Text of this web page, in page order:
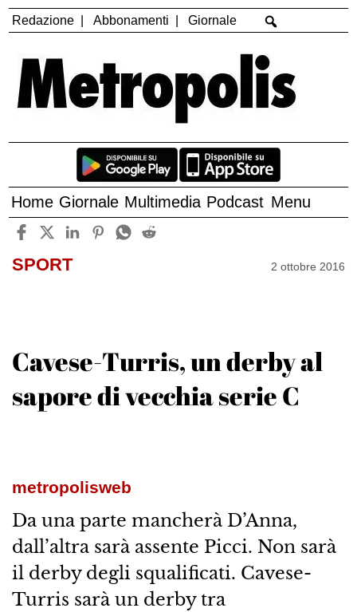
Redazione Abbonamenti Giornale
Home Giornale Multimedia Podcast Menu
SPORT 2 ottobre 2016
Cavese-Turris, un derby al
sapore di vecchia serie C
metropolisweb
Da una parte mancherà D’Anna,
dall’altra sarà assente Picci. Non sarà
il derby degli squalificati. Cavese-
Turris sarà un derby tra